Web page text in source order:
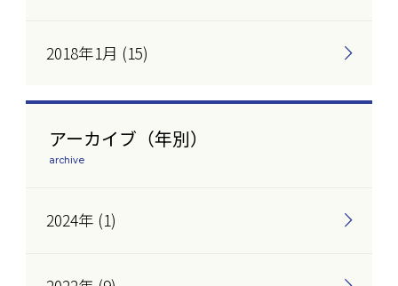
2018年1月 (15)
アーカイブ（年別）
archive
2024年 (1)